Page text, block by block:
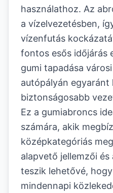
használathoz. Az
a vízelvezetésben,
vízenfutás
fontos esős időjárás
gumi tapadása
autópályán egyaránt
biztonságosabb
Ez a gumiabroncs
számára, akik
középkategóriás
alapvető jellemzői
teszik lehetővé,
mindennapi